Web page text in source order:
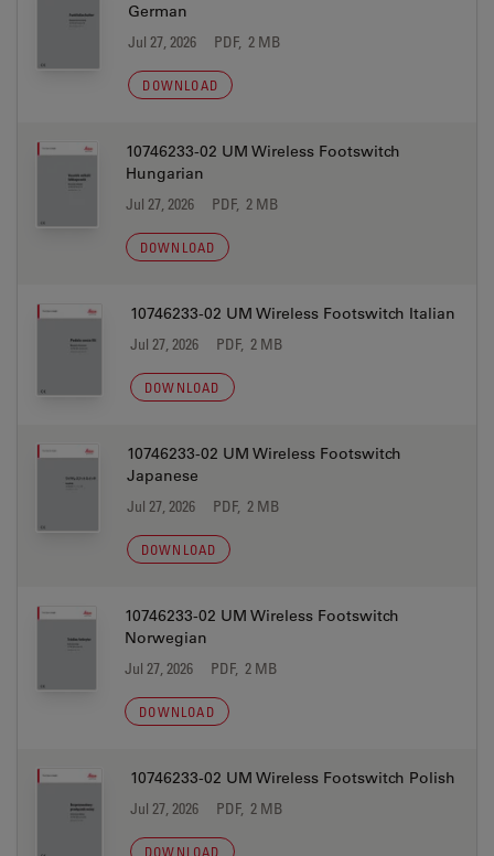
German
Jul 27, 2026 PDF, 2 MB
DOWNLOAD
10746233-02 UM Wireless Footswitch
Hungarian
Jul 27, 2026 PDF, 2 MB
DOWNLOAD
10746233-02 UM Wireless Footswitch Italian
Jul 27, 2026 PDF, 2 MB
DOWNLOAD
10746233-02 UM Wireless Footswitch
Japanese
Jul 27, 2026 PDF, 2 MB
DOWNLOAD
10746233-02 UM Wireless Footswitch
Norwegian
Jul 27, 2026 PDF, 2 MB
DOWNLOAD
10746233-02 UM Wireless Footswitch Polish
Jul 27, 2026 PDF, 2 MB
DOWNLOAD